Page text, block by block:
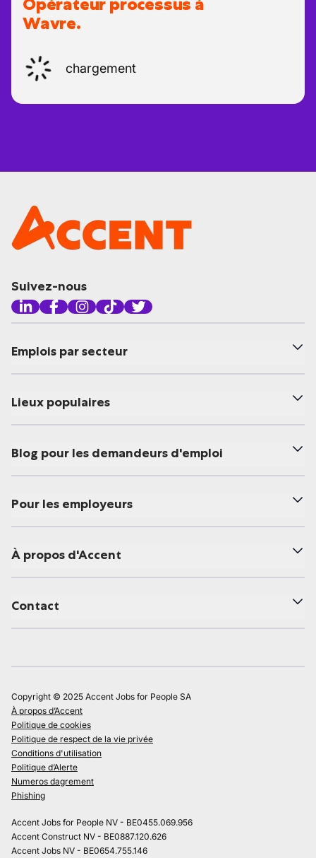
Wavre.
chargement
Suivez-nous
Emplois par secteur
Lieux populaires
Blog pour les demandeurs d'emploi
Pour les employeurs
À propos d'Accent
Contact
Copyright © 2025 Accent Jobs for People SA
À propos d’Accent
Politique de cookies
Politique de respect de la vie privée
Conditions d'utilisation
Politique d’Alerte
Numeros dagrement
Phishing
Accent Jobs for People NV - BE0455.069.956
Accent Construct NV - BE0887.120.626
Accent Jobs NV - BE0654.755.146